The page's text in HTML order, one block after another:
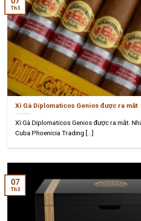
Xì Gà Diplomaticos Genios được ra mắt
Xì Gà Diplomaticos Genios được ra mắt.
Cuba Phoenicia Trading [...]
Th3
07
Th3